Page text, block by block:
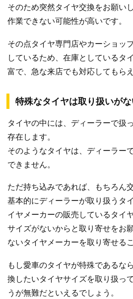
そのため突然タイヤ交換をお願い
作業できない可能性が高いです。
その点タイヤ専門店やカーショッ
しているため、在庫としているタ
富で、急な来店でも対応してもらえ
特殊なタイヤは取り扱いが
タイヤの中には、ディーラーで扱
存在します。
そのようなタイヤは、ディーラー
できません。
ただ持ち込みであれば、もちろん
基本的にディーラーが取り扱うタ
イヤメーカーの販売しているタイ
サイズがないからと取り寄せをお
ないタイヤメーカーを取り寄せる
もし愛車のタイヤが特殊であるな
換したいタイヤサイズを取り扱っ
うが無難だといえるでしょう。